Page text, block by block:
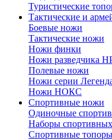
Туристические
Тактические и
Боевые ножи
Тактические ножи
Ножи финки
Ножи разведчика
Полевые ножи
Ножи серии
Ножи НОКС
Спортивные ножи
Одиночные
Наборы
Спортивные топоры